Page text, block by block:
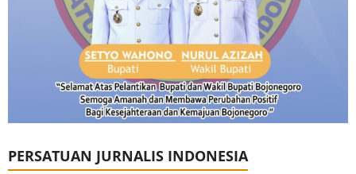
PERSATUAN JURNALIS INDONESIA